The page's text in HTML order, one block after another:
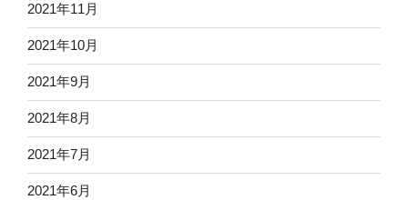
2021年11月
2021年10月
2021年9月
2021年8月
2021年7月
2021年6月